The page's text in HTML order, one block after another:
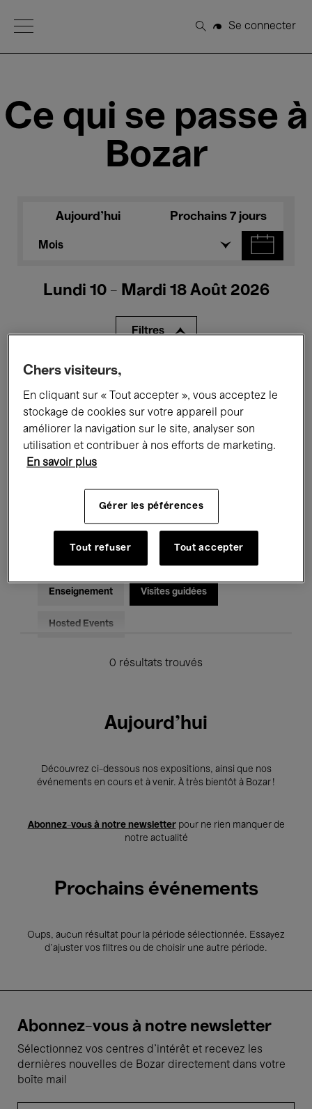
Open Menu
Rechercher
Se connecter
Ce qui se passe à
Bozar
Aujourd'hui Prochains 7 jours
Mois
Lundi 10 - Mardi 18 Août 2026
Filtres
Tous les événements
Expositions Films Performances
Rencontres & Débats Jazz
Musique électronique
Enseignement Visites guidées
Hosted Events
0 résultats trouvés
Aujourd'hui
Découvrez ci-dessous nos expositions, ainsi que nos
événements en cours et à venir. À très bientôt à Bozar !
Abonnez-vous à notre newsletterpour ne rien manquer de
notre actualité
Prochains événements
Oups, aucun résultat pour la période sélectionnée. Essayez
d’ajuster vos filtres ou de choisir une autre période.
Abonnez-vous à notre newsletter
Sélectionnez vos centres d'intérêt et recevez les
dernières nouvelles de Bozar directement dans votre
boîte mail
Chers visiteurs,
En cliquant sur « Tout accepter », vous acceptez le
stockage de cookies sur votre appareil pour
améliorer la navigation sur le site, analyser son
utilisation et contribuer à nos efforts de marketing.
En savoir plus
Gérer les péférences
Tout refuser Tout accepter